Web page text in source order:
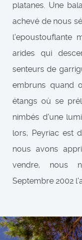
platanes. Une
achevé de nous
l'epoustouflante
arides qui
senteurs de
embruns quand
étangs où se
nimbés d'une
lors, Peyriac est
nous avons
vendre, nous
Septembre 2002